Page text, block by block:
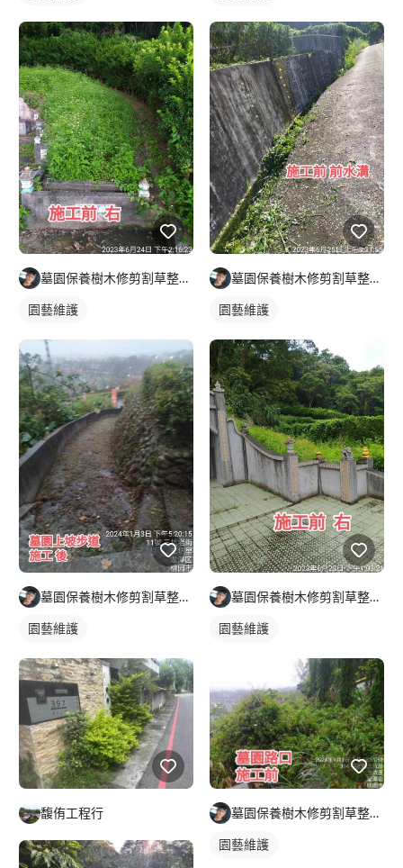
墓園保養樹木修剪割草整理及外牆清潔
園藝維護
墓園保養樹木修剪割草整理及外牆清潔
園藝維護
馥侑工程行
墓園保養樹木修剪割草整理及外牆清潔
園藝維護
墓園保養樹木修剪割草整理及外牆清潔
園藝維護
墓園保養樹木修剪割草整理及外牆清潔
園藝維護